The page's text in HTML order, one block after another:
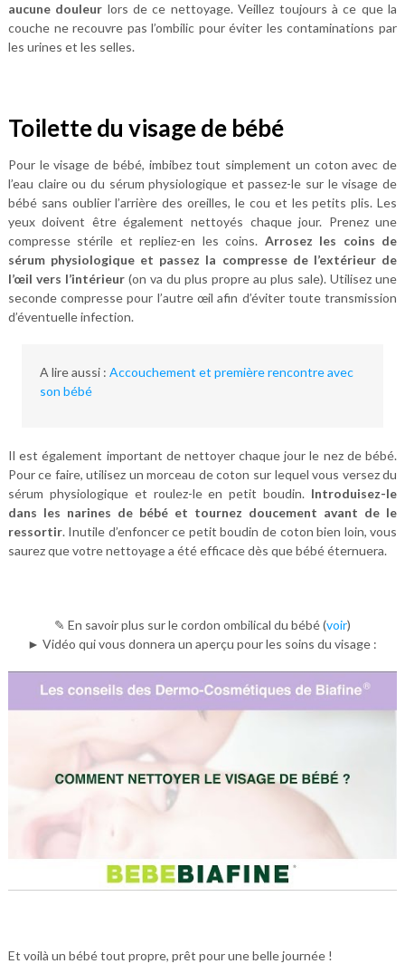
aucune douleur lors de ce nettoyage. Veillez toujours à ce que la
couche ne recouvre pas l’ombilic pour éviter les contaminations par
les urines et les selles.
Toilette du visage de bébé
Pour le visage de bébé, imbibez tout simplement un coton avec de
l’eau claire ou du sérum physiologique et passez-le sur le visage de
bébé sans oublier l’arrière des oreilles, le cou et les petits plis. Les
yeux doivent être également nettoyés chaque jour. Prenez une
compresse stérile et repliez-en les coins. Arrosez les coins de
sérum physiologique et passez la compresse de l’extérieur de
l’œil vers l’intérieur(on va du plus propre au plus sale). Utilisez une
seconde compresse pour l’autre œil afin d’éviter toute transmission
d’éventuelle infection.
A lire aussi : Accouchement et première rencontre avec
son bébé
Il est également important de nettoyer chaque jour le nez de bébé.
Pour ce faire, utilisez un morceau de coton sur lequel vous versez du
sérum physiologique et roulez-le en petit boudin. Introduisez-le
dans les narines de bébé et tournez doucement avant de le
ressortir. Inutile d’enfoncer ce petit boudin de coton bien loin, vous
saurez que votre nettoyage a été efficace dès que bébé éternuera.
✎ En savoir plus sur le cordon ombilical du bébé (voir)
► Vidéo qui vous donnera un aperçu pour les soins du visage :
Et voilà un bébé tout propre, prêt pour une belle journée !